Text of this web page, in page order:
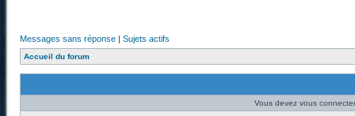
Messages sans réponse | Sujets actifs
Accueil du forum
Vous devez vous